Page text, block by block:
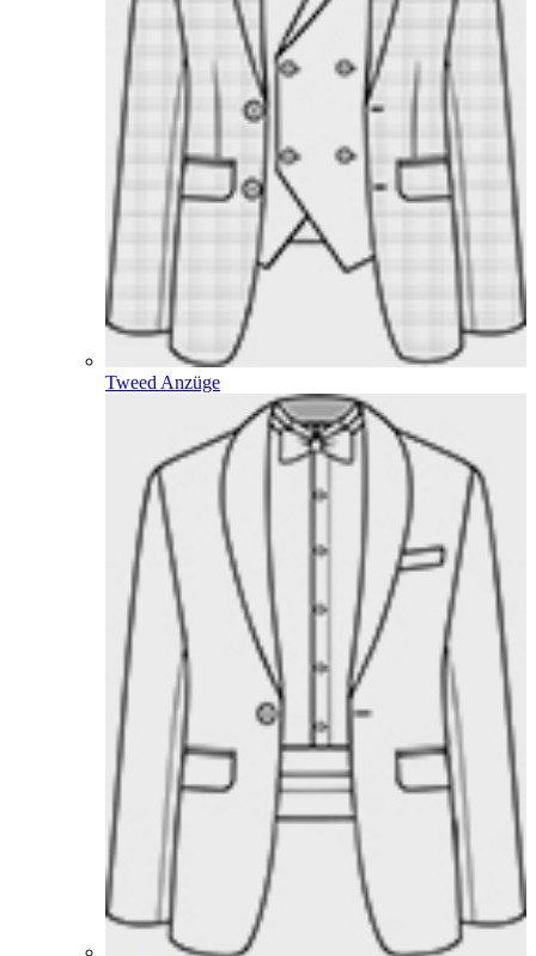
Tweed Anzüge